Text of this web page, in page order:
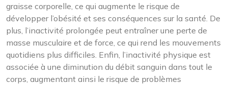
graisse corporelle, ce qui augmente le risque de
développer l’obésité et ses conséquences sur la santé. De
plus, l’inactivité prolongée peut entraîner une perte de
masse musculaire et de force, ce qui rend les mouvements
quotidiens plus difficiles. Enfin, l’inactivité physique est
associée à une diminution du débit sanguin dans tout le
corps, augmentant ainsi le risque de problèmes